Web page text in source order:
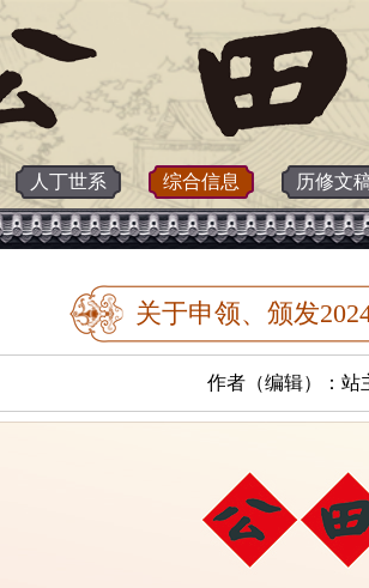
人丁世系 综合信息 历修文
关于申领、颁发
作者（编辑）：站